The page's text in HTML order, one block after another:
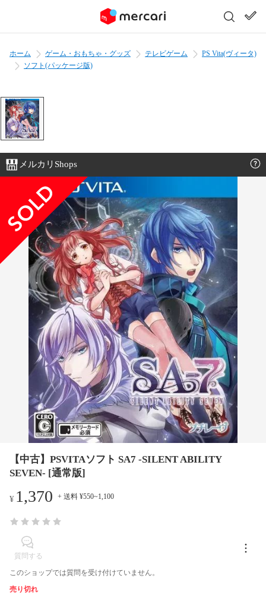
ホーム ゲーム・おもちゃ・グッズ テレビゲーム
PS Vita(ヴィータ)
ソフト(パッケージ版)
メルカリShops
【中古】PSVITAソフト SA7 -SILENT ABILITY
SEVEN- [通常版]
¥ 1,370 + 送料 ¥550~1,100
質問する
このショップでは質問を受け付けていません。
売り切れ